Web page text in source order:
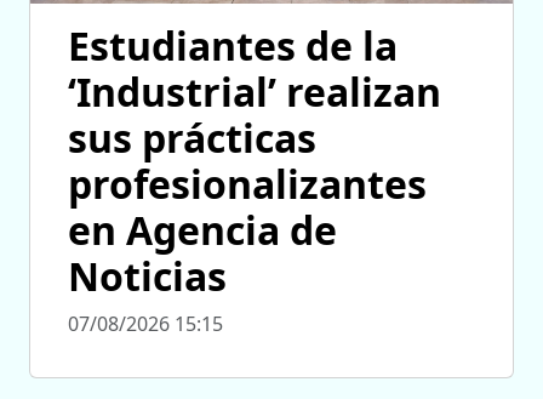
Estudiantes de la
‘Industrial’ realizan
sus prácticas
profesionalizantes
en Agencia de
Noticias
07/08/2026 15:15